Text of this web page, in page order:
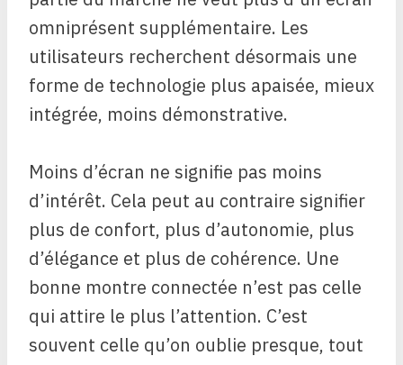
omniprésent supplémentaire. Les
utilisateurs recherchent désormais une
forme de technologie plus apaisée, mieux
intégrée, moins démonstrative.
Moins d’écran ne signifie pas moins
d’intérêt. Cela peut au contraire signifier
plus de confort, plus d’autonomie, plus
d’élégance et plus de cohérence. Une
bonne montre connectée n’est pas celle
qui attire le plus l’attention. C’est
souvent celle qu’on oublie presque, tout